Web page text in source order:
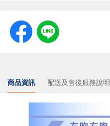
商品資訊 配送及售後服務說明